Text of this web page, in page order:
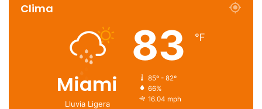
Clima
Miami
Lluvia Ligera
83 ℉
85º - 82º
66%
16.04 mph